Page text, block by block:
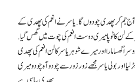
آج جم کر پھدی چودوں گا. یاسر نے انعم کی پھدی کے
لن کا ٹوپا میری دوست انعم کی چوت میں گھس گیا.
گھسا مارا اور میرے شوہر یاسر کا لن انعم کی پھدی
اور بولی یاسر مجھے زور زور سے چودو آہ چودو میری